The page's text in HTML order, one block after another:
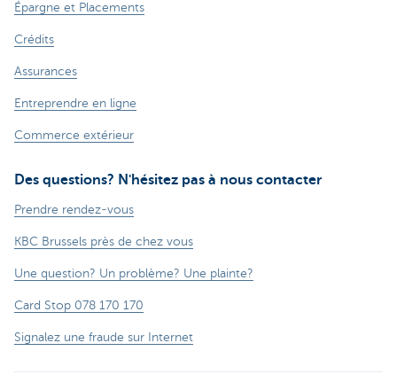
Épargne et Placements
Crédits
Assurances
Entreprendre en ligne
Commerce extérieur
Des questions? N'hésitez pas à nous contacter
Prendre rendez-vous
KBC Brussels près de chez vous
Une question? Un problème? Une plainte?
Card Stop 078 170 170
Signalez une fraude sur Internet